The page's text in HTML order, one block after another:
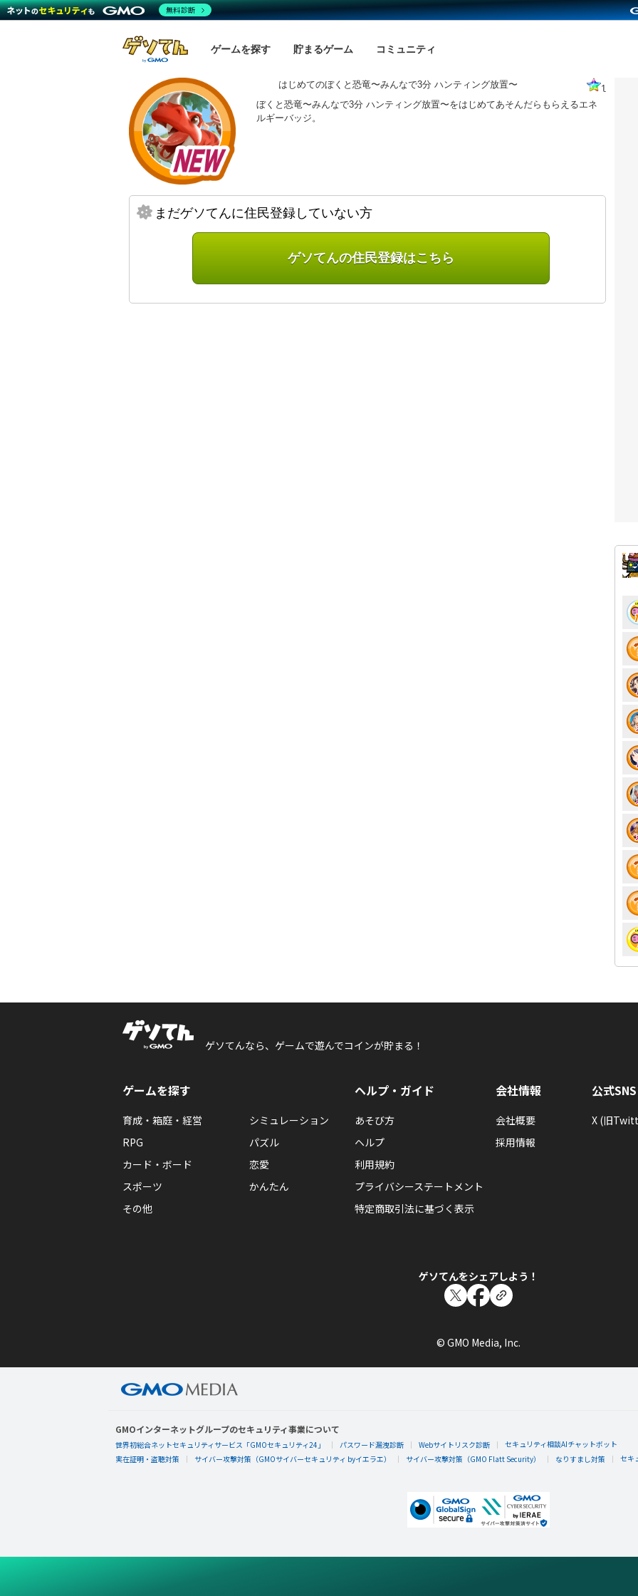
ゲームを探す 貯まるゲーム コミュニティ
はじめてのぼくと恐竜〜みんなで3分 ハンティング放置〜
1
ぼくと恐竜〜みんなで3分 ハンティング放置〜をはじめてあそんだらもらえるエネ
ルギーバッジ。
まだゲソてんに住民登録していない方
ゲソてんの住民登録はこちら
ゲソてんなら、ゲームで遊んでコインが貯まる！
ゲームを探す
育成・箱庭・経営
シミュレーション
RPG
パズル
カード・ボード
恋愛
スポーツ
かんたん
その他
ヘルプ・ガイド
あそび方
ヘルプ
利用規約
プライバシーステートメント
特定商取引法に基づく表示
会社情報
会社概要
採用情報
公式SNS
X (旧
ゲソてんをシェアしよう！
© GMO Media, Inc.
GMOインターネットグループのセキュリティ事業について
世界初総合ネットセキュリティサービス「GMOセキュリティ24」 パスワード漏洩診断 Webサイトリスク診断
セキュリティ相談AIチャットボット
実在証明・盗聴対策
サイバー攻撃対策（GMOサイバーセキュリティ byイエラエ） サイバー攻撃対策（GMO Flatt Security） なりすまし対策 セキ
無料診断